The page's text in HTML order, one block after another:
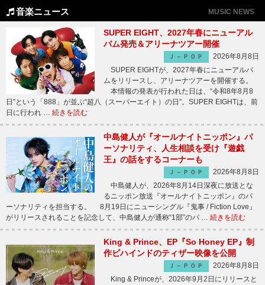
音楽ニュース MUSIC NEWS
SUPER EIGHT、2027年春にニューアル
バム発売＆アリーナツアー開催
Ｊ－ＰＯＰ
2026年8月8日
SUPER EIGHTが、2027年春にニューアルバ
ムをリリースし、アリーナツアーを開催する。
本情報の発表が行われた日は、“令和8年8月8
日”という「888」が並ぶ“超八（スーパーエイト）の日”。SUPER EIGHTは、前
日に行われ … 続きを読む
中島健人が『オールナイトニッポン』パ
ーソナリティ、人生相談を受け『遊戯
王』の話をするコーナーも
Ｊ－ＰＯＰ
2026年8月8日
中島健人が、2026年8月14日深夜に放送とな
るニッポン放送『オールナイトニッポン』のパ
ーソナリティを担当する。 8月19日にニューシングル『鬼事 / Fiction Love』
がリリースされることを記念して、中島健人が通称“1部”のパ … 続きを読む
King & Prince、EP『So Honey EP』制
作ビハインドのティザー映像を公開
Ｊ－ＰＯＰ
2026年8月8日
King & Princeが、2026年9月2日にリリースと